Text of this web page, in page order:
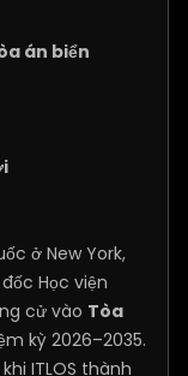
án biển
ở New York,
Học viện
cử vào Tòa
kỳ 2026–2035.
ITLOS thành